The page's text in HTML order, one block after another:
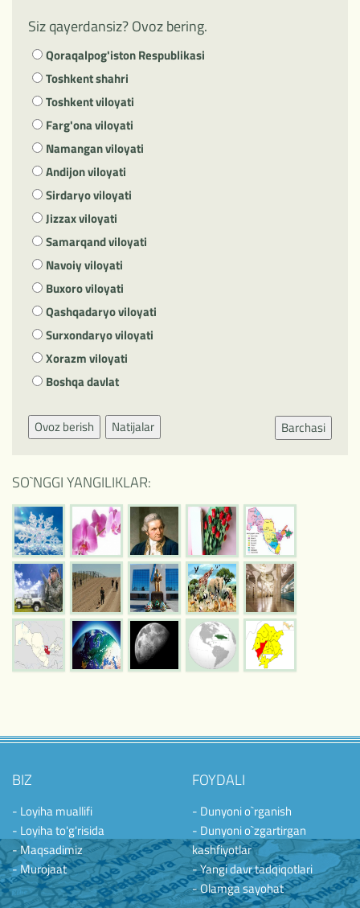
Siz qayerdansiz? Ovoz bering.
Qoraqalpog'iston Respublikasi
Toshkent shahri
Toshkent viloyati
Farg'ona viloyati
Namangan viloyati
Andijon viloyati
Sirdaryo viloyati
Jizzax viloyati
Samarqand viloyati
Navoiy viloyati
Buxoro viloyati
Qashqadaryo viloyati
Surxondaryo viloyati
Xorazm viloyati
Boshqa davlat
Ovoz berish Natijalar Barchasi
SO`NGGI YANGILIKLAR:
BIZ
- Loyiha muallifi
- Loyiha to'g'risida
- Maqsadimiz
- Murojaat
FOYDALI
- Dunyoni o`rganish
- Dunyoni o`zgartirgan
kashfiyotlar
- Yangi davr tadqiqotlari
- Olamga sayohat